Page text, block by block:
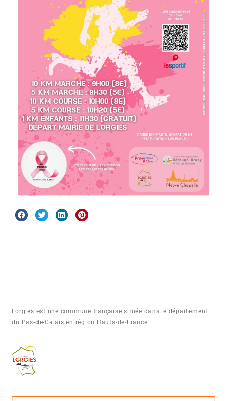
Lorgies est une commune française située dans le département
du Pas-de-Calais en région Hauts-de-France.